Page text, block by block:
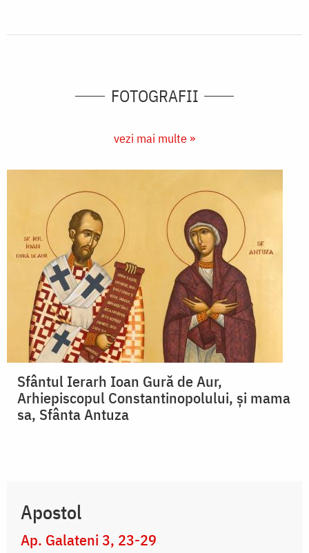
FOTOGRAFII
vezi mai multe »
Sfântul Ierarh Ioan Gură de Aur,
Arhiepiscopul Constantinopolului, și mama
sa, Sfânta Antuza
Apostol
Ap. Galateni 3, 23-29